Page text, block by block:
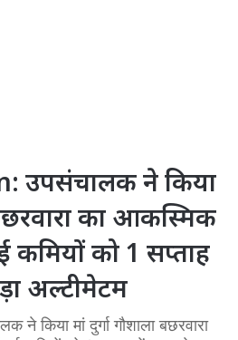
उपसंचालक ने किया
बछरवारा का आकस्मिक
कमियों को 1 सप्ताह
अल्टीमेटम
किया मां दुर्गा गौशाला बछरवारा